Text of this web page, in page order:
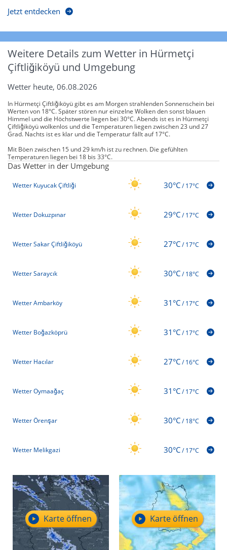
Jetzt entdecken
Weitere Details zum Wetter in Hürmetçi
Çiftliğiköyü und Umgebung
Wetter heute, 06.08.2026
In Hürmetçi Çiftliğiköyü gibt es am Morgen strahlenden Sonnenschein bei
Werten von 18°C. Später stören nur einzelne Wolken den sonst blauen
Himmel und die Höchstwerte liegen bei 30°C. Abends ist es in Hürmetçi
Çiftliğiköyü wolkenlos und die Temperaturen liegen zwischen 23 und 27
Grad. Nachts ist es klar und die Temperatur fällt auf 17°C.
Mit Böen zwischen 15 und 29 km/h ist zu rechnen. Die gefühlten
Temperaturen liegen bei 18 bis 33°C.
Das Wetter in der Umgebung
Wetter Kuyucak Çiftliği 30°C/17°C
Wetter Dokuzpınar 29°C/17°C
Wetter Sakar Çiftliğiköyü 27°C/17°C
Wetter Saraycık 30°C/18°C
Wetter Ambarköy 31°C/17°C
Wetter Boğazköprü 31°C/17°C
Wetter Hacılar 27°C/16°C
Wetter Oymaağaç 31°C/17°C
Wetter Örenşar 30°C/18°C
Wetter Melikgazi 30°C/17°C
Karte öffnen Karte öffnen